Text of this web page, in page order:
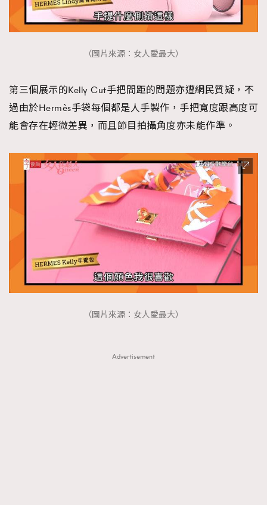
（圖片來源：女人愛最大）
第三個展示的Kelly Cut手把間距的問題亦遭網民質疑，不
過由於Hermès手袋每個都是人手製作，手把寬度跟高度可
能會存在輕微差異，而且節目拍攝角度亦未能作準。
（圖片來源：女人愛最大）
Advertisement